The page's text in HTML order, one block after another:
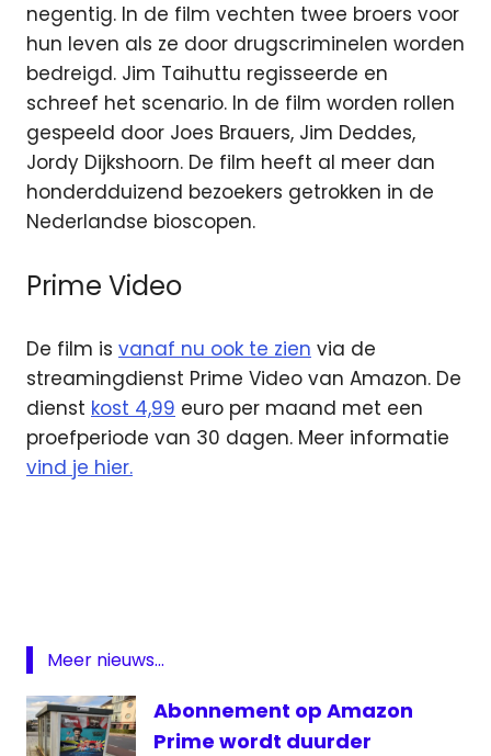
negentig. In de film vechten twee broers voor
hun leven als ze door drugscriminelen worden
bedreigd. Jim Taihuttu regisseerde en
schreef het scenario. In de film worden rollen
gespeeld door Joes Brauers, Jim Deddes,
Jordy Dijkshoorn. De film heeft al meer dan
honderdduizend bezoekers getrokken in de
Nederlandse bioscopen.
Prime Video
De film is vanaf nu ook te zien via de
streamingdienst Prime Video van Amazon. De
dienst kost 4,99 euro per maand met een
proefperiode van 30 dagen. Meer informatie
vind je hier.
Video
Meer nieuws...
Abonnement op Amazon
Prime wordt duurder